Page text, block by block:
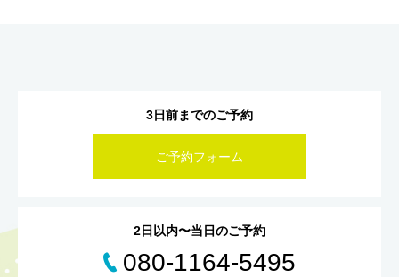
3日前までのご予約
ご予約フォーム
2日以内〜当日のご予約
080-1164-5495